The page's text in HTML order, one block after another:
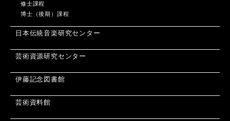
修士課程
博士（後期）課程
日本伝統音楽研究センター
芸術資源研究センター
伊藤記念図書館
芸術資料館